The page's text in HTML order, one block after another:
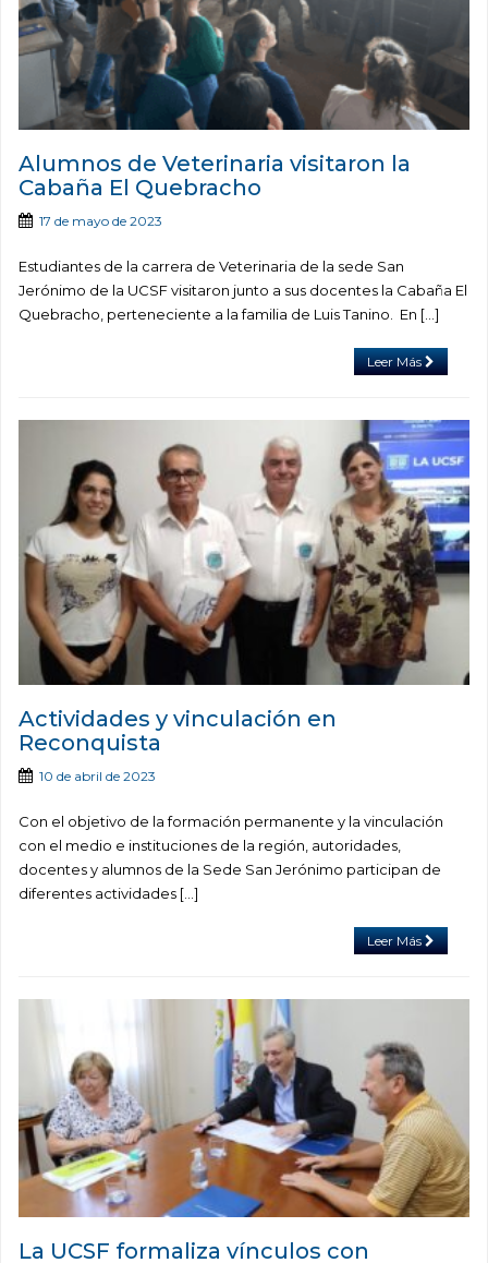
Alumnos de Veterinaria visitaron la
Cabaña El Quebracho
17 de mayo de 2023
Estudiantes de la carrera de Veterinaria de la sede San
Jerónimo de la UCSF visitaron junto a sus docentes la Cabaña El
Quebracho, perteneciente a la familia de Luis Tanino. En […]
Leer Más
Actividades y vinculación en
Reconquista
10 de abril de 2023
Con el objetivo de la formación permanente y la vinculación
con el medio e instituciones de la región, autoridades,
docentes y alumnos de la Sede San Jerónimo participan de
diferentes actividades […]
Leer Más
La UCSF formaliza vínculos con